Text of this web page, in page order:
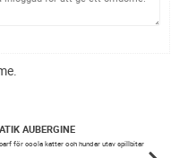
AUBERGINE
för coola katter och hundar utav spillbitar